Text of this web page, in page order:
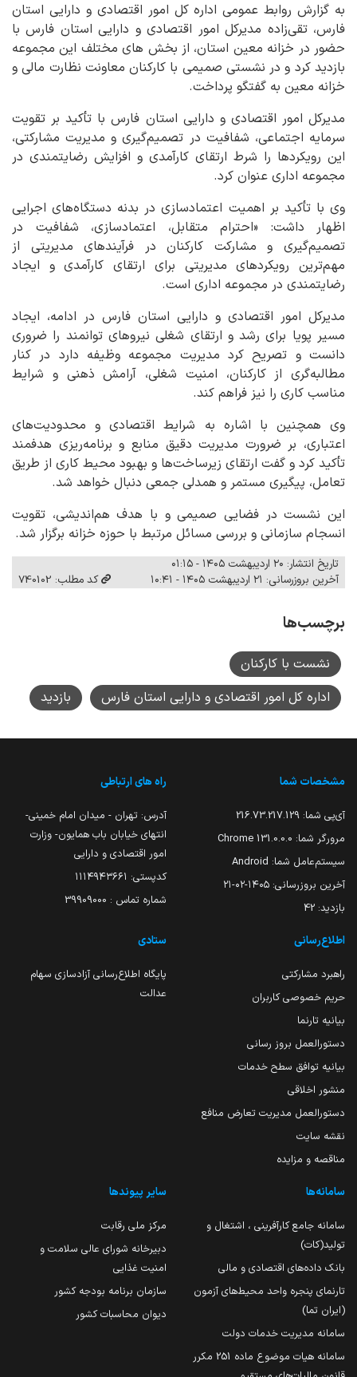
به گزارش روابط عمومی اداره کل امور اقتصادی و دارایی استان
فارس، تقی‌زاده مدیرکل امور اقتصادی و دارایی استان فارس با
حضور در خزانه معین استان، از بخش های مختلف این مجموعه
بازدید کرد و در نشستی صمیمی با کارکنان معاونت نظارت مالی و
خزانه معین به گفتگو پرداخت.
مدیرکل امور اقتصادی و دارایی استان فارس با تأکید بر تقویت
سرمایه اجتماعی، شفافیت در تصمیم‌گیری و مدیریت مشارکتی،
این رویکردها را شرط ارتقای کارآمدی و افزایش رضایتمندی در
مجموعه اداری عنوان کرد.
وی با تأکید بر اهمیت اعتمادسازی در بدنه دستگاه‌های اجرایی
اظهار داشت: «احترام متقابل، اعتمادسازی، شفافیت در
تصمیم‌گیری و مشارکت کارکنان در فرآیندهای مدیریتی از
مهم‌ترین رویکردهای مدیریتی برای ارتقای کارآمدی و ایجاد
رضایتمندی در مجموعه اداری است.
مدیرکل امور اقتصادی و دارایی استان فارس در ادامه، ایجاد
مسیر پویا برای رشد و ارتقای شغلی نیروهای توانمند را ضروری
دانست و تصریح کرد مدیریت مجموعه وظیفه دارد در کنار
مطالبه‌گری از کارکنان، امنیت شغلی، آرامش ذهنی و شرایط
مناسب کاری را نیز فراهم کند.
وی همچنین با اشاره به شرایط اقتصادی و محدودیت‌های
اعتباری، بر ضرورت مدیریت دقیق منابع و برنامه‌ریزی هدفمند
تأکید کرد و گفت ارتقای زیرساخت‌ها و بهبود محیط کاری از طریق
تعامل، پیگیری مستمر و همدلی جمعی دنبال خواهد شد.
این نشست در فضایی صمیمی و با هدف هم‌اندیشی، تقویت
انسجام سازمانی و بررسی مسائل مرتبط با حوزه خزانه برگزار شد.
تاریخ انتشار: ۲۰ اردیبهشت ۱۴۰۵ - ۰۱:۱۵
آخرین بروزرسانی: ۲۱ اردیبهشت ۱۴۰۵ - ۱۰:۴۱
کد مطلب: 740102
برچسب‌ها
نشست با کارکنان
اداره کل امور اقتصادی و دارایی استان فارس
بازدید
مشخصات شما
آی‌پی شما: 216.73.217.129
مرورگر شما: 131.0.0.0 Chrome
سیستم‌عامل شما: Android
آخرین بروزرسانی: ۱۴۰۵-۰۲-۲۱
بازدید: 42
راه های ارتباطی
آدرس: تهران - میدان امام خمینی-
انتهای خیابان باب همایون- وزارت
امور اقتصادی و دارایی
کدپستی: ۱۱۱۴۹۴۳۶۶۱
شماره تماس : 39909000
اطلاع‌رسانی
راهبرد مشارکتی
حریم خصوصی کاربران
بیانیه تارنما
دستورالعمل بروز رسانی
بیانیه توافق سطح خدمات
منشور اخلاقی
دستورالعمل مدیریت تعارض منافع
نقشه سایت
مناقصه و مزایده
ستادی
پایگاه اطلاع‌رسانی آزادسازی سهام
عدالت
سامانه‌ها
سامانه جامع کارآفرینی ، اشتغال و
تولید(کات)
بانک داده‌های اقتصادی و مالی
تارنمای پنجره واحد محیط‌های آزمون
(ایران تما)
سامانه مدیریت خدمات دولت
سامانه هیات موضوع ماده 251 مکرر
سایر پیوندها
مرکز ملی رقابت
دبیرخانه شورای عالی سلامت و
امنیت غذایی
سازمان برنامه بودجه کشور
دیوان محاسبات کشور